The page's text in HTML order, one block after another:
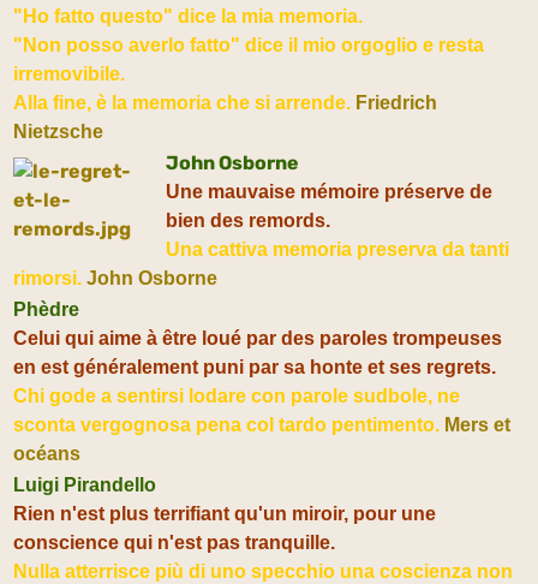
"Ho fatto questo" dice la mia memoria.
"Non posso averlo fatto" dice il mio orgoglio e resta
irremovibile.
Alla fine, è la memoria che si arrende. Friedrich
Nietzsche
John Osborne
Une mauvaise mémoire préserve de
bien des remords.
Una cattiva memoria preserva da tanti
rimorsi. John Osborne
Phèdre
Celui qui aime à être loué par des paroles trompeuses
en est généralement puni par sa honte et ses regrets.
Chi gode a sentirsi lodare con parole sudbole, ne
sconta vergognosa pena col tardo pentimento. Mers et
océans
Luigi Pirandello
Rien n'est plus terrifiant qu'un miroir, pour une
conscience qui n'est pas tranquille.
Nulla atterrisce più di uno specchio una coscienza non